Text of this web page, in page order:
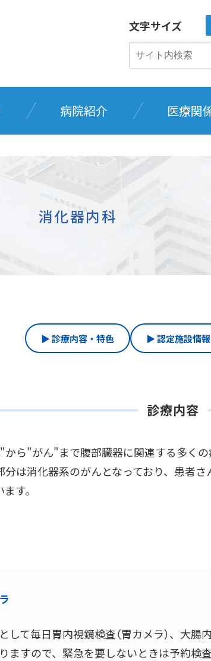
文字サイズ
病院紹介 医療関
消化器内科
▶ 診療内容・特色 ▶ 認定施設情報
診療内容
ら"がん"まで腹部臓器に関連する多く
は消化器系のがんとなっており、患者
す。
して毎日胃内視鏡検査（胃カメラ）、大腸
ますので、緊急を要しないときは予約検